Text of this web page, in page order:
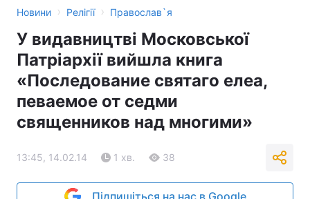
Новини › Релігії › Православ`я
У видавництві Московської
Патріархії вийшла книга
«Последование святаго елеа,
певаемое от седми
священников над многими»
13:45, 14.02.14 1 хв. 38
Підпишіться на нас в Google